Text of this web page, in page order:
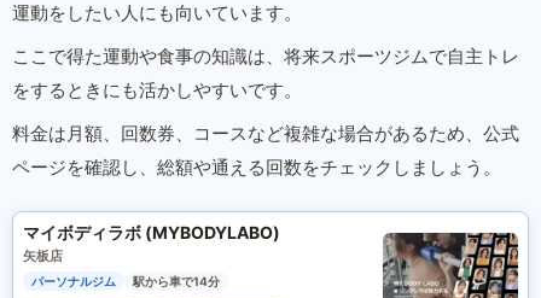
運動をしたい人にも向いています。
ここで得た運動や食事の知識は、将来スポーツジムで自主トレ
をするときにも活かしやすいです。
料金は月額、回数券、コースなど複雑な場合があるため、公式
ページを確認し、総額や通える回数をチェックしましょう。
マイボディラボ (MYBODYLABO)
矢板店
パーソナルジム
駅から車で14分